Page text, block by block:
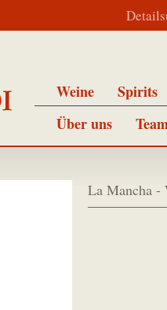
Weine
Spirits
Über uns
La Mancha -